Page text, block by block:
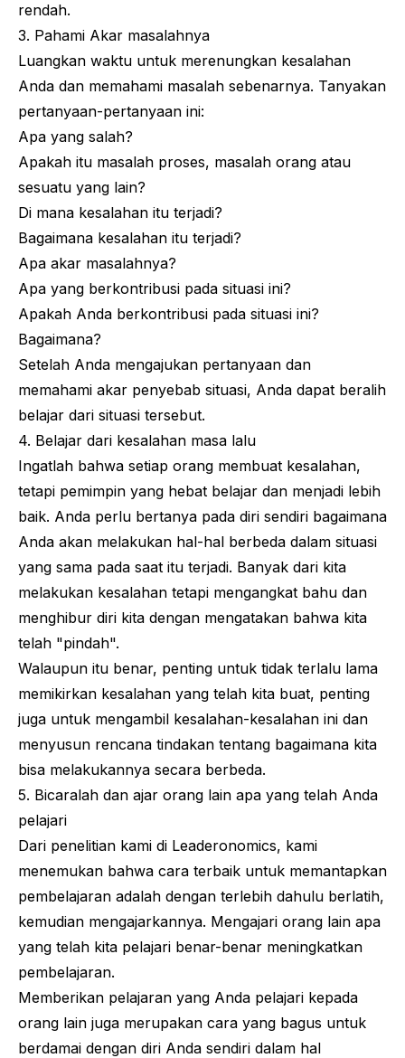
rendah.
3. Pahami Akar masalahnya
Luangkan waktu untuk merenungkan kesalahan
Anda dan memahami masalah sebenarnya. Tanyakan
pertanyaan-pertanyaan ini:
Apa yang salah?
Apakah itu masalah proses, masalah orang atau
sesuatu yang lain?
Di mana kesalahan itu terjadi?
Bagaimana kesalahan itu terjadi?
Apa akar masalahnya?
Apa yang berkontribusi pada situasi ini?
Apakah Anda berkontribusi pada situasi ini?
Bagaimana?
Setelah Anda mengajukan pertanyaan dan
memahami akar penyebab situasi, Anda dapat beralih
belajar dari situasi tersebut.
4. Belajar dari kesalahan masa lalu
Ingatlah bahwa setiap orang membuat kesalahan,
tetapi pemimpin yang hebat belajar dan menjadi lebih
baik. Anda perlu bertanya pada diri sendiri bagaimana
Anda akan melakukan hal-hal berbeda dalam situasi
yang sama pada saat itu terjadi. Banyak dari kita
melakukan kesalahan tetapi mengangkat bahu dan
menghibur diri kita dengan mengatakan bahwa kita
telah "pindah".
Walaupun itu benar, penting untuk tidak terlalu lama
memikirkan kesalahan yang telah kita buat, penting
juga untuk mengambil kesalahan-kesalahan ini dan
menyusun rencana tindakan tentang bagaimana kita
bisa melakukannya secara berbeda.
5. Bicaralah dan ajar orang lain apa yang telah Anda
pelajari
Dari penelitian kami di Leaderonomics, kami
menemukan bahwa cara terbaik untuk memantapkan
pembelajaran adalah dengan terlebih dahulu berlatih,
kemudian mengajarkannya. Mengajari orang lain apa
yang telah kita pelajari benar-benar meningkatkan
pembelajaran.
Memberikan pelajaran yang Anda pelajari kepada
orang lain juga merupakan cara yang bagus untuk
berdamai dengan diri Anda sendiri dalam hal